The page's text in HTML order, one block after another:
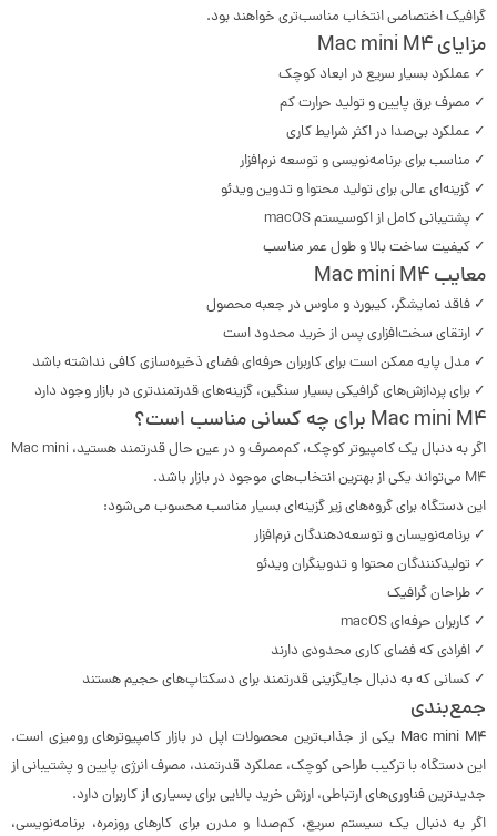
گرافیک اختصاصی انتخاب مناسب‌تری خواهند بود.
مزایای Mac mini M4
✓ عملکرد بسیار سریع در ابعاد کوچک
✓ مصرف برق پایین و تولید حرارت کم
✓ عملکرد بی‌صدا در اکثر شرایط کاری
✓ مناسب برای برنامه‌نویسی و توسعه نرم‌افزار
✓ گزینه‌ای عالی برای تولید محتوا و تدوین ویدئو
✓ پشتیبانی کامل از اکوسیستم macOS
✓ کیفیت ساخت بالا و طول عمر مناسب
معایب Mac mini M4
✓ فاقد نمایشگر، کیبورد و ماوس در جعبه محصول
✓ ارتقای سخت‌افزاری پس از خرید محدود است
✓ مدل پایه ممکن است برای کاربران حرفه‌ای فضای ذخیره‌سازی کافی نداشته باشد
✓ برای پردازش‌های گرافیکی بسیار سنگین، گزینه‌های قدرتمندتری در بازار وجود دارد
Mac mini M4 برای چه کسانی مناسب است؟
اگر به دنبال یک کامپیوتر کوچک، کم‌مصرف و در عین حال قدرتمند هستید، Mac mini
M4 می‌تواند یکی از بهترین انتخاب‌های موجود در بازار باشد.
این دستگاه برای گروه‌های زیر گزینه‌ای بسیار مناسب محسوب می‌شود:
✓ برنامه‌نویسان و توسعه‌دهندگان نرم‌افزار
✓ تولیدکنندگان محتوا و تدوینگران ویدئو
✓ طراحان گرافیک
✓ کاربران حرفه‌ای macOS
✓ افرادی که فضای کاری محدودی دارند
✓ کسانی که به دنبال جایگزینی قدرتمند برای دسکتاپ‌های حجیم هستند
جمع‌بندی
Mac mini M4 یکی از جذاب‌ترین محصولات اپل در بازار کامپیوترهای رومیزی است.
این دستگاه با ترکیب طراحی کوچک، عملکرد قدرتمند، مصرف انرژی پایین و پشتیبانی از
جدیدترین فناوری‌های ارتباطی، ارزش خرید بالایی برای بسیاری از کاربران دارد.
اگر به دنبال یک سیستم سریع، کم‌صدا و مدرن برای کارهای روزمره، برنامه‌نویسی،